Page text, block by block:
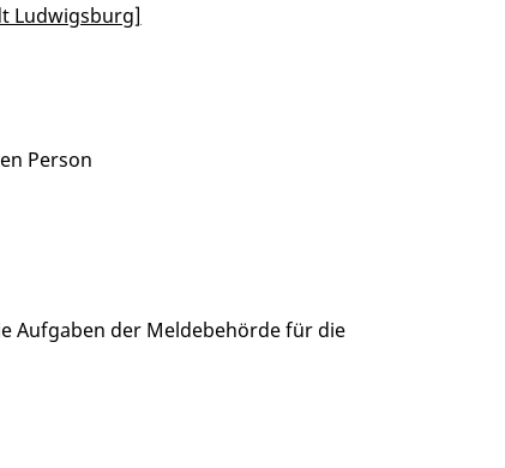
Person
Aufgaben der Meldebehörde für die
Ludwigsburg]